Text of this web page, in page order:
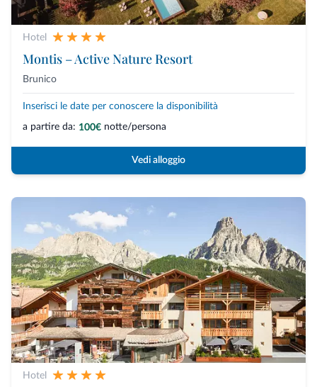
Hotel
Montis – Active Nature Resort
Brunico
Inserisci le date per conoscere la disponibilità
a partire da: 100€ notte/persona
Vedi alloggio
Hotel